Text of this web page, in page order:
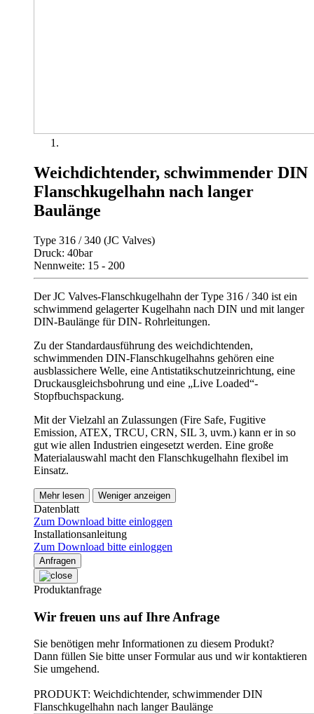
Weichdichtender, schwimmender DIN
Flanschkugelhahn nach langer
Baulänge
Type 316 / 340 (JC Valves)
Druck: 40bar
Nennweite: 15 - 200
Der JC Valves-Flanschkugelhahn der Type 316 / 340 ist ein
schwimmend gelagerter Kugelhahn nach DIN und mit langer
DIN-Baulänge für DIN- Rohrleitungen.
Zu der Standardausführung des weichdichtenden,
schwimmenden DIN-Flanschkugelhahns gehören eine
ausblassichere Welle, eine Antistatikschutzeinrichtung, eine
Druckausgleichsbohrung und eine „Live Loaded“-
Stopfbuchspackung.
Mit der Vielzahl an Zulassungen (Fire Safe, Fugitive
Emission, ATEX, TRCU, CRN, SIL 3, uvm.) kann er in so
gut wie allen Industrien eingesetzt werden. Eine große
Materialauswahl macht den Flanschkugelhahn flexibel im
Einsatz.
Mehr lesen Weniger anzeigen
Datenblatt
Zum Download bitte einloggen
Installationsanleitung
Zum Download bitte einloggen
Anfragen
Produktanfrage
Wir freuen uns auf Ihre Anfrage
Sie benötigen mehr Informationen zu diesem Produkt?
Dann füllen Sie bitte unser Formular aus und wir kontaktieren
Sie umgehend.
PRODUKT: Weichdichtender, schwimmender DIN
Flanschkugelhahn nach langer Baulänge